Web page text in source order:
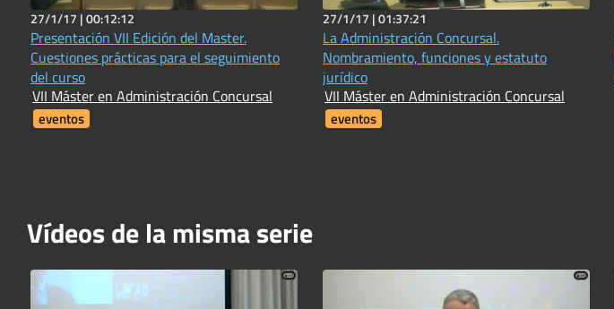
27/1/17 |00:12:12
Presentación VII Edición del Master.
Cuestiones prácticas para el seguimiento
del curso
VII Máster en Administración Concursal
eventos
27/1/17 |01:37:21
La Administración Concursal.
Nombramiento, funciones y estatuto
jurídico
VII Máster en Administración Concursal
eventos
Vídeos de la misma serie